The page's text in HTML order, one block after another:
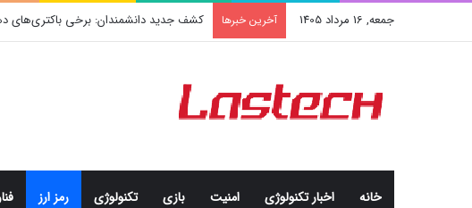
جمعه, 16 مرداد 1405 آخرین خبرها کشف جدید دانشمندان: برخی باکتری‌های
خانه اخبار تکنولوژی امنيت بازی تکنولوژی رمز ارز